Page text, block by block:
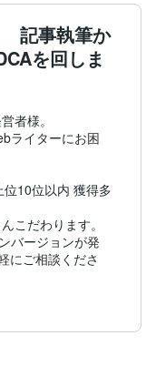
記事執筆か
を回しま
者様。
ライターにお困
10位以内 獲得多
こだわります。
バージョンが発
にご相談くださ
新の評価を見る：